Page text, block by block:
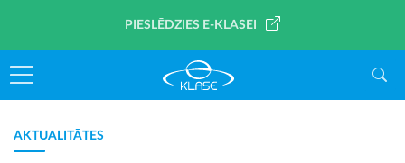
PIESLĒDZIES E-KLASEI
AKTUALITĀTES